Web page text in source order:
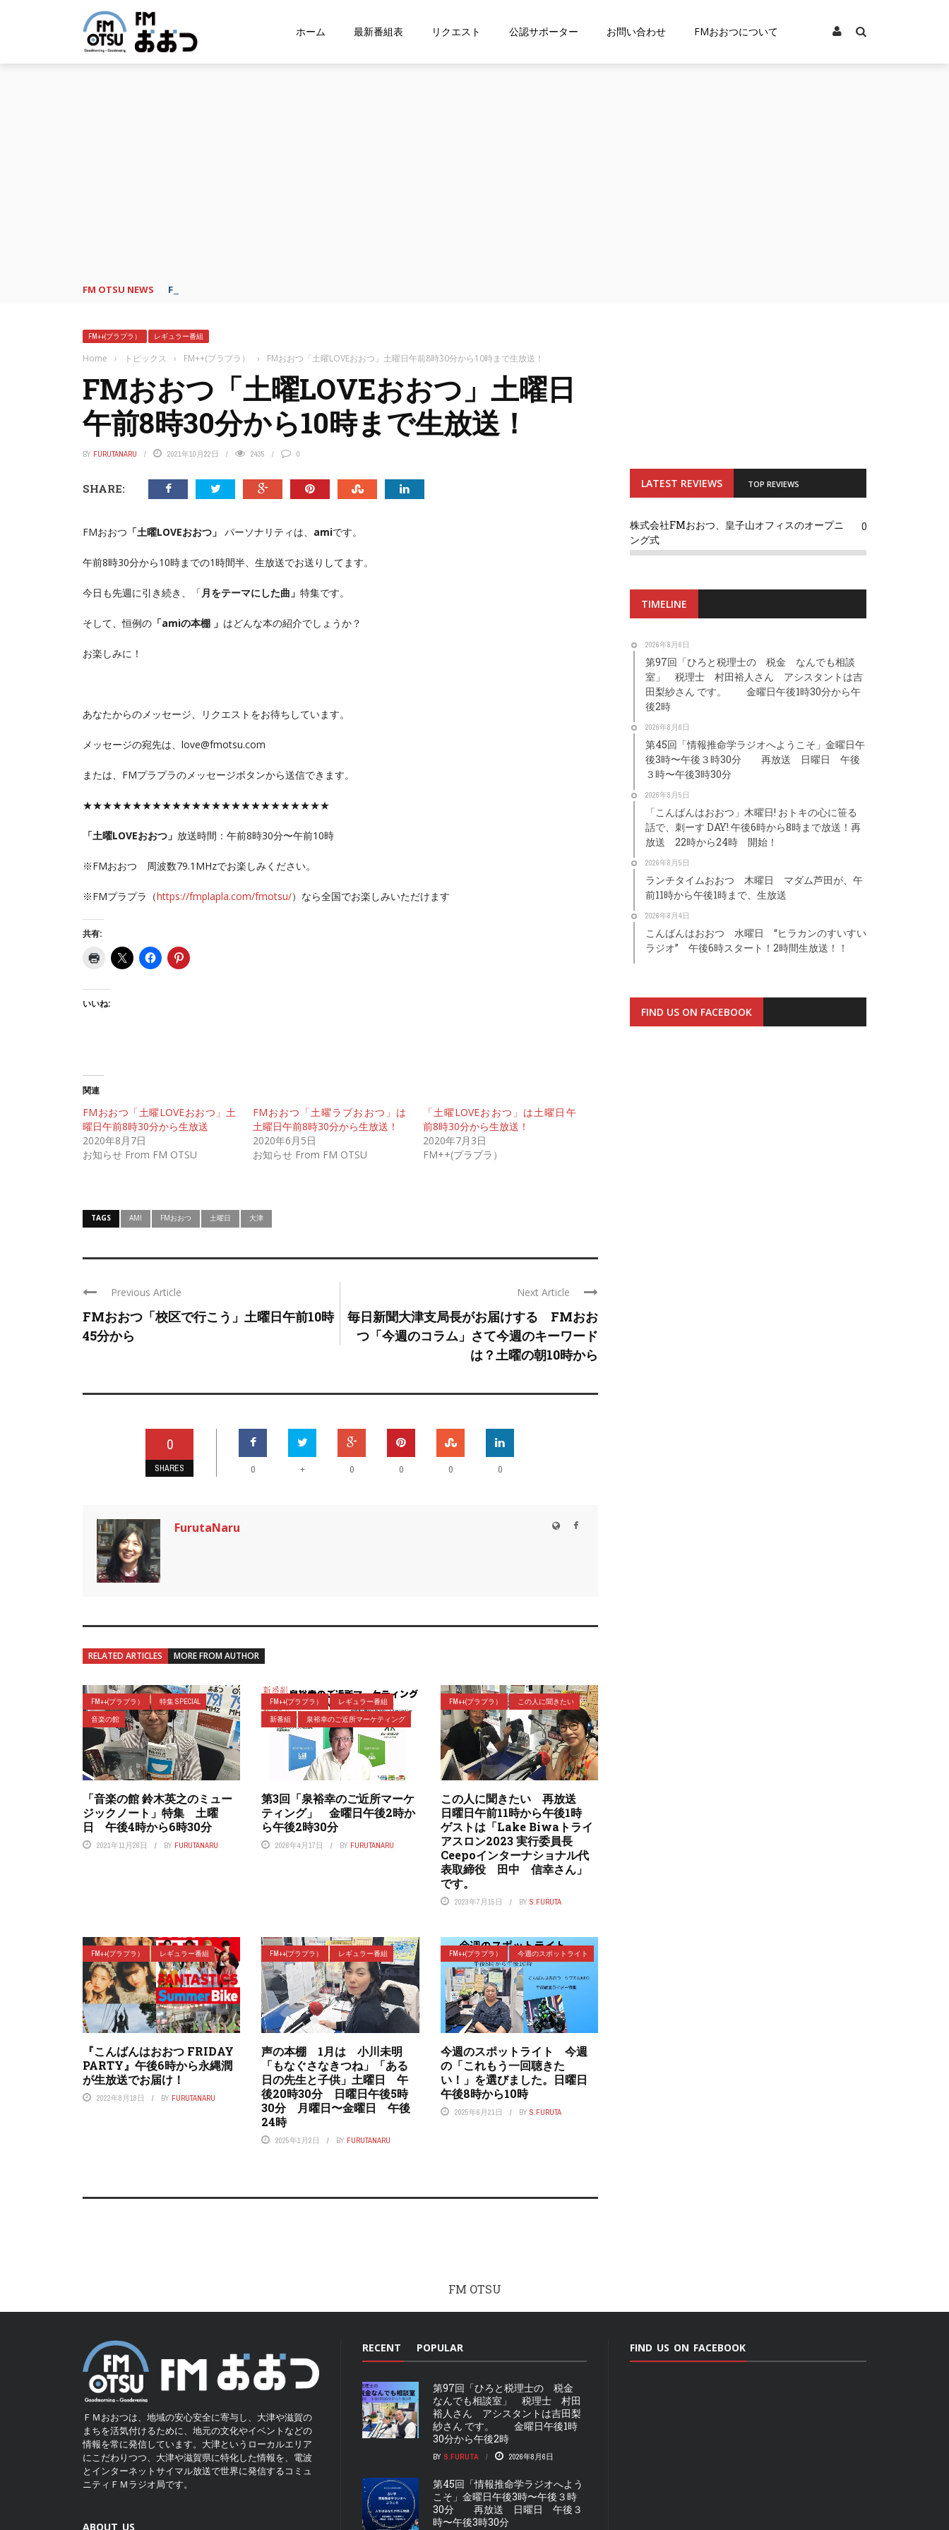
ホーム 最新番組表 リクエスト 公認サポーター お問い合わせ FMおおつについて
FM OTSU NEWS FM おおつ、聴き逃し番組配信サービス「shelfs」を導⼊
FM++(プラプラ） レギュラー番組
Home › トピックス › FM++(プラプラ） › FMおおつ「土曜LOVEおおつ」土曜日午前8時30分から10時まで生放送！
FMおおつ「土曜LOVEおおつ」土曜日
午前8時30分から10時まで生放送！
BY FURUTANARU 2021年10月22日 2435 0
SHARE:
FMおおつ 「土曜LOVEおおつ」 パーソナリティは、 amiです。
午前8時30分から10時までの1時間半、生放送でお送りしてます。
今日も先週に引き続き、「月をテーマにした曲」 特集です。
そして、恒例の 「amiの本棚 」 はどんな本の紹介でしょうか？
お楽しみに！
あなたからのメッセージ、リクエストをお待ちしています。
メッセージの宛先は、love@fmotsu.com
または、FMプラプラのメッセージボタンから送信できます。
★★★★★★★★★★★★★★★★★★★★★★★★★
「土曜LOVEおおつ」 放送時間：午前8時30分〜午前10時
※FMおおつ 周波数79.1MHzでお楽しみください。
※FMプラプラ（https://fmplapla.com/fmotsu/）なら全国でお楽しみいただけます
共有:
いいね:
関連
FMおおつ「土曜LOVEおおつ」土
曜日午前8時30分から生放送
2020年8月7日
お知らせ From FM OTSU
FMおおつ「土曜ラブおおつ」は
土曜日午前8時30分から生放送！
2020年6月5日
お知らせ From FM OTSU
「土曜LOVEおおつ」は土曜日午
前8時30分から生放送！
2020年7月3日
FM++(プラプラ）
TAGS AMI FMおおつ 土曜日 大津
Previous Article
FMおおつ「校区で行こう」土曜日午前10時
45分から
Next Article
毎日新聞大津支局長がお届けする FMおお
つ「今週のコラム」さて今週のキーワード
は？土曜の朝10時から
0
SHARES 0 + 0 0 0 0
FurutaNaru
RELATED ARTICLES MORE FROM AUTHOR
FM++(プラプラ）
特集 SPECIAL
音楽の館
「音楽の館 鈴木英之のミュー
ジックノート」特集 土曜
日 午後4時から6時30分
2021年11月26日 BY FURUTANARU
FM++(プラプラ）
レギュラー番組
新番組
泉裕幸のご近所マーケティング
第3回「泉裕幸のご近所マーケ
ティング」 金曜日午後2時か
ら午後2時30分
2026年4月17日 BY FURUTANARU
FM++(プラプラ） この人に聞きたい
この人に聞きたい 再放送
日曜日午前11時から午後1時
ゲストは「Lake Biwaトライ
アスロン2023 実行委員長
Ceepoインターナショナル代
表取締役 田中 信幸さん」
です。
2023年7月15日 BY S.FURUTA
FM++(プラプラ） レギュラー番組
『こんばんはおおつ FRIDAY
PARTY』午後6時から永縄潤
が生放送でお届け！
2022年8月18日 BY FURUTANARU
FM++(プラプラ） レギュラー番組
声の本棚 1月は 小川未明
「もなぐさなきつね」「ある
日の先生と子供」土曜日 午
後20時30分 日曜日午後5時
30分 月曜日〜金曜日 午後
24時
2025年1月2日 BY FURUTANARU
FM++(プラプラ） 今週のスポットライト
今週のスポットライト 今週
の「これもう一回聴きた
い！」を選びました。日曜日
午後8時から10時
2025年6月21日 BY S.FURUTA
LATEST REVIEWS TOP REVIEWS
株式会社FMおおつ、皇子山オフィスのオープニ
ング式
0
TIMELINE
2026年8月6日
第97回「ひろと税理士の 税金 なんでも相談
室」 税理士 村田裕人さん アシスタントは吉
田梨紗さん です。 金曜日午後1時30分から午
後2時
2026年8月6日
第45回「情報推命学ラジオへようこそ」金曜日午
後3時〜午後３時30分 再放送 日曜日 午後
３時〜午後3時30分
2026年8月5日
「こんばんはおおつ」木曜日! おトキの心に笹る
話で、刺ーす DAY! 午後6時から8時まで放送！再
放送 22時から24時 開始！
2026年8月5日
ランチタイムおおつ 木曜日 マダム芦田が、午
前11時から午後1時まで、生放送
2026年8月4日
こんばんはおおつ 水曜日 “ヒラカンのすいすい
ラジオ” 午後6時スタート！2時間生放送！！
FIND US ON FACEBOOK
FM OTSU
ＦＭおおつは、地域の安心安全に寄与し、大津や滋賀の
まちを活気付けるために、地元の文化やイベントなどの
情報を常に発信しています。大津というローカルエリア
にこだわりつつ、大津や滋賀県に特化した情報を、電波
とインターネットサイマル放送で世界に発信するコミュ
ニティＦＭラジオ局です。
ABOUT US
RECENT POPULAR
第97回「ひろと税理士の 税金
なんでも相談室」 税理士 村田
裕人さん アシスタントは吉田梨
紗さん です。 金曜日午後1時
30分から午後2時
BY S.FURUTA 2026年8月6日
第45回「情報推命学ラジオへよう
こそ」金曜日午後3時〜午後３時
30分 再放送 日曜日 午後３
時〜午後3時30分
FIND US ON FACEBOOK